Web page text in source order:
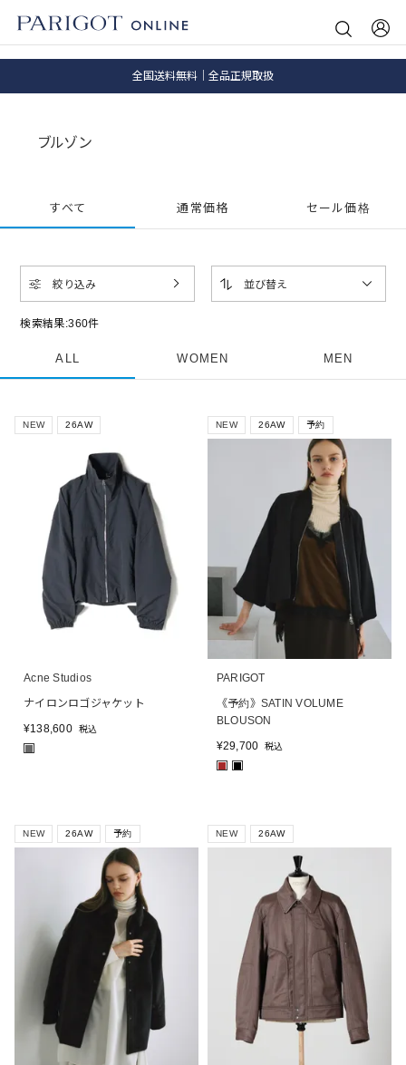
SALE ITEM 2BUY 10%OFF
全国送料無料｜全品正規取扱
ブルゾン
すべて 通常価格 セール価格
検索結果:360件
絞り込み 並び替え
ALL WOMEN MEN
NEW 26AW
Acne Studios
ナイロンロゴジャケット
¥138,600 税込
NEW 26AW 予約
PARIGOT
《予約》SATIN VOLUME
BLOUSON
¥29,700 税込
NEW 26AW 予約 NEW 26AW